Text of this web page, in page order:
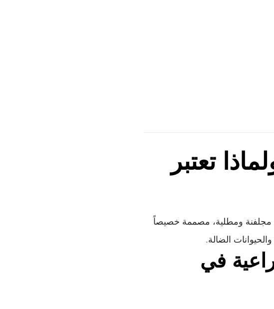
تعتبر
مجلفنة ومطلية، مصممة خصيصاً
الضالة.
في